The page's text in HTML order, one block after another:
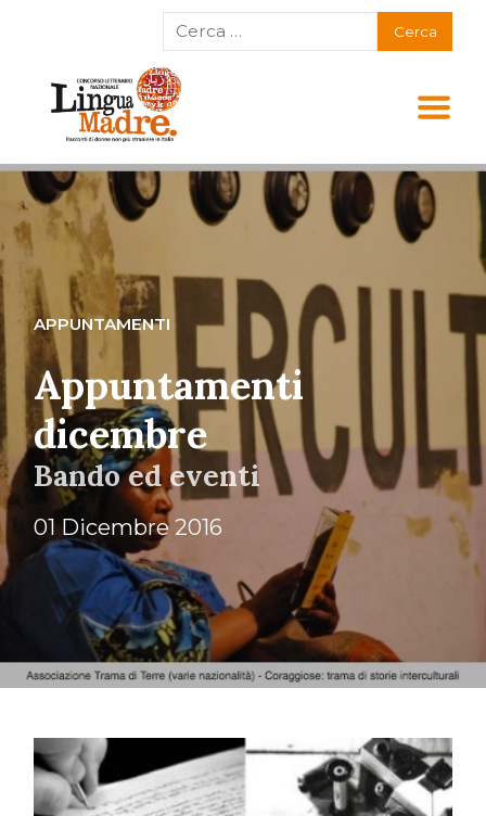
APPUNTAMENTI
Appuntamenti
dicembre
Bando ed eventi
01 Dicembre 2016